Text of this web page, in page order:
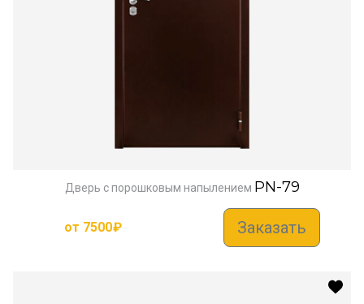
Дверь с порошковым напылением PN-79
от 7500₽ Заказать